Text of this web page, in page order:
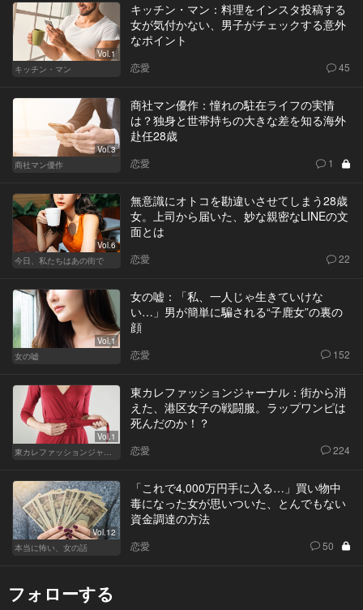
Vol.1
キッチン・マン
キッチン・マン：料理をインスタ投稿する
女が気付かない、男子がチェックする意外
なポイント
恋愛 45
Vol.3
商社マン優作
商社マン優作：憧れの駐在ライフの実情
は？独身と世帯持ちの大きな差を知る海外
赴任28歳
恋愛 1
Vol.6
今日、私たちはあの街で
無意識にオトコを勘違いさせてしまう28歳
女。上司から届いた、妙な親密なLINEの文
面とは
恋愛 22
Vol.1
女の嘘
女の嘘：「私、一人じゃ生きていけな
い…」男が簡単に騙される“子鹿女”の裏の
顔
恋愛 152
Vol.1
東カレファッションジャーナル
東カレファッションジャーナル：街から消
えた、港区女子の戦闘服。ラップワンピは
死んだのか！？
恋愛 224
Vol.12
本当に怖い、女の話
「これで4,000万円手に入る…」買い物中
毒になった女が思いついた、とんでもない
資金調達の方法
恋愛 50
フォローする